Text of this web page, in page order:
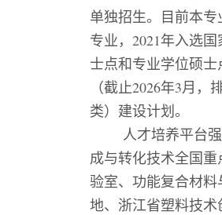
单独招生。目前本
专业， 2021年入选国
士点和专业学位硕
（截止2026年3月，
类）建设计划。
人才培养平台
成与转化技术全国
验室、功能复合材
地、浙江省塑料技